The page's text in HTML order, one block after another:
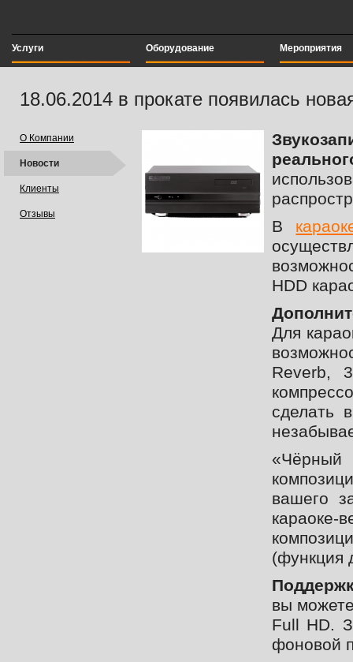
Услуги Оборудование Мероприятия
18.06.2014 в прокате появилась
О Компании
Новости
Клиенты
Отзывы
В
HDD
Для
Reverb,
сделать
вашего
караоке-
(функция
вы
Full HD.
фоновой